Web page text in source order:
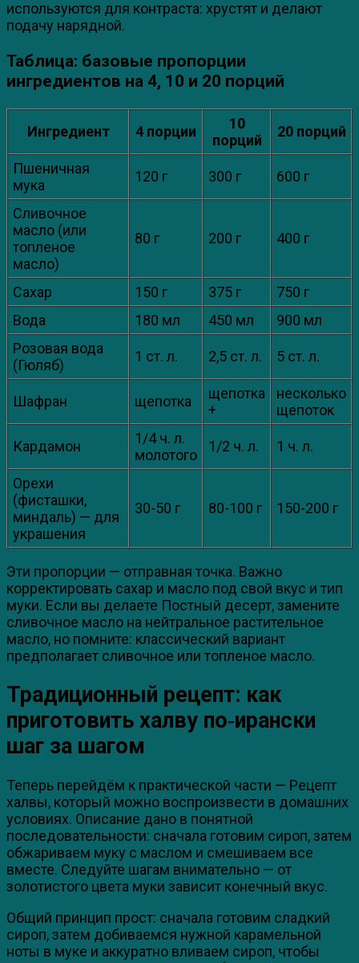
используются для контраста: хрустят и делают
подачу нарядной.
Таблица: базовые пропорции
ингредиентов на 4, 10 и 20 порций
Ингредиент 4 порции
10
порций
20 порций
Пшеничная
мука
120 г 300 г 600 г
Сливочное
масло (или
топленое
масло)
80 г 200 г 400 г
Сахар 150 г 375 г
750 г
Вода
180 мл 450 мл
900 мл
Розовая вода
(Гюляб)
1 ст. л. 2,5 ст. л. 5 ст. л.
Шафран щепотка
щепотка
+
несколько
щепоток
Кардамон
1/4 ч. л.
молотого
1/2 ч. л. 1 ч. л.
Орехи
(фисташки,
миндаль) — для
украшения
30-50 г 80-100 г 150-200 г
Эти пропорции — отправная точка. Важно
корректировать сахар и масло под свой вкус и тип
муки. Если вы делаете Постный десерт, замените
сливочное масло на нейтральное растительное
масло, но помните: классический вариант
предполагает сливочное или топленое масло.
Традиционный рецепт: как
приготовить халву по‑ирански
шаг за шагом
Теперь перейдём к практической части — Рецепт
халвы, который можно воспроизвести в домашних
условиях. Описание дано в понятной
последовательности: сначала готовим сироп, затем
обжариваем муку с маслом и смешиваем все
вместе. Следуйте шагам внимательно — от
золотистого цвета муки зависит конечный вкус.
Общий принцип прост: сначала готовим сладкий
сироп, затем добиваемся нужной карамельной
ноты в муке и аккуратно вливаем сироп, чтобы